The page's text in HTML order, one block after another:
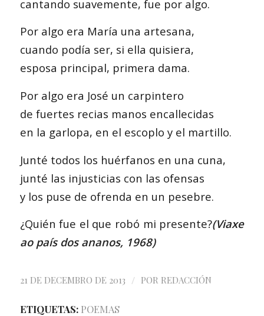
cantando suavemente, fue por algo.
Por algo era María una artesana,
cuando podía ser, si ella quisiera,
esposa principal, primera dama.
Por algo era José un carpintero
de fuertes recias manos encallecidas
en la garlopa, en el escoplo y el martillo.
Junté todos los huérfanos en una cuna,
junté las injusticias con las ofensas
y los puse de ofrenda en un pesebre.
¿Quién fue el que robó mi presente?(Viaxe
ao país dos ananos, 1968)
21 DE DECEMBRO DE 2013 / POR REDACCIÓN
ETIQUETAS: POEMAS